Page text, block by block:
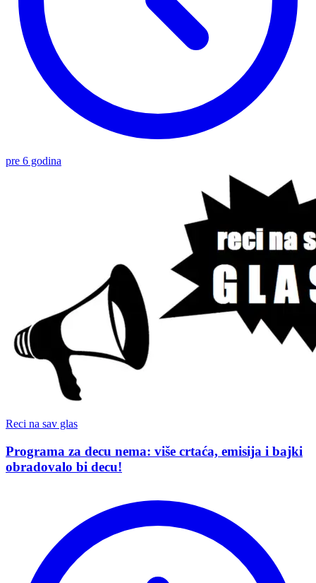
pre 6 godina
Reci na sav glas
Programa za decu nema: više crtaća, emisija i bajki
obradovalo bi decu!